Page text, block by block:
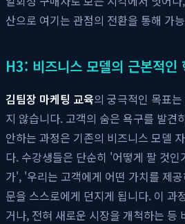
산으로 여기는 관점의 전환을 통해 가
H3: 비즈니스 모델의 근본적인
김팀장 마케팅 교육의 궁극적인 목표
지 않습니다. 고객의 숨은 욕구를 발견
안하는 과정은 기존의 비즈니스 모델
다. 수강생들은 단순히 '어떻게 팔 것
가', '우리는 고객에게 어떤 가치를 제
문을 스스로에게 던지게 됩니다. 이 과
거나, 전혀 새로운 시장을 개척하는 등